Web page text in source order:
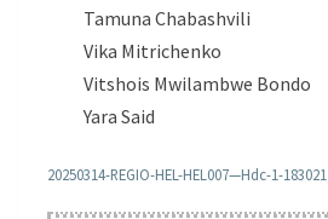
Tamuna Chabashvili
Vika Mitrichenko
Vitshois Mwilambwe Bondo
Yara Said
20250314-REGIO-HEL-HEL007—Hdc-1-183021